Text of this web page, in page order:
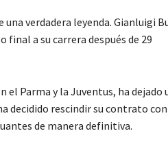
verdadera leyenda. Gianluigi
a su carrera después de 29
el Parma y la Juventus, ha dejado
decidido rescindir su contrato
de manera definitiva.